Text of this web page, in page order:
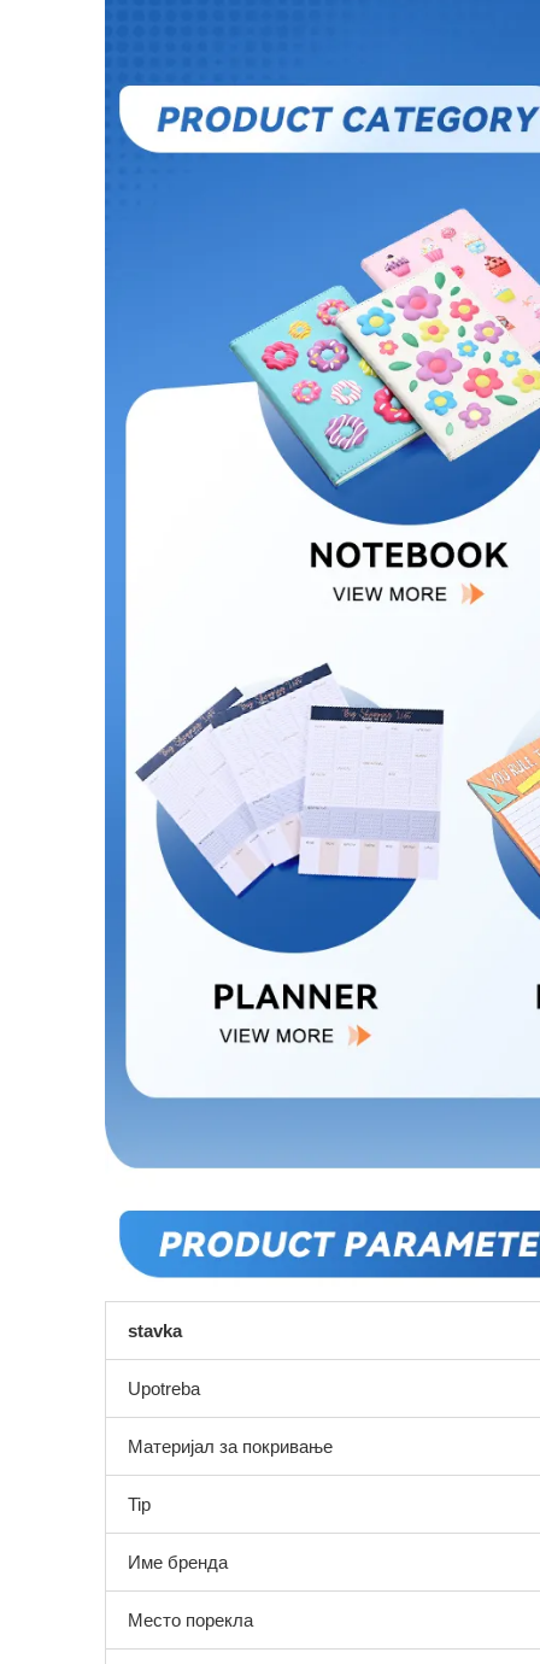
stavka
Upotreba
Материјал за покривање
Tip
Име бренда
Место порекла